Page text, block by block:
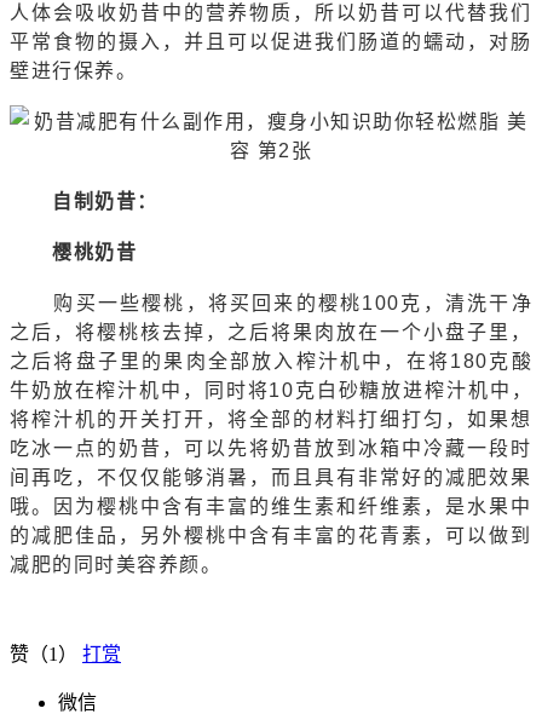
人体会吸收奶昔中的营养物质，所以奶昔可以代替我们
平常食物的摄入，并且可以促进我们肠道的蠕动，对肠
壁进行保养。
自制奶昔：
樱桃奶昔
购买一些樱桃，将买回来的樱桃100克，清洗干净
之后，将樱桃核去掉，之后将果肉放在一个小盘子里，
之后将盘子里的果肉全部放入榨汁机中，在将180克酸
牛奶放在榨汁机中，同时将10克白砂糖放进榨汁机中，
将榨汁机的开关打开，将全部的材料打细打匀，如果想
吃冰一点的奶昔，可以先将奶昔放到冰箱中冷藏一段时
间再吃，不仅仅能够消暑，而且具有非常好的减肥效果
哦。因为樱桃中含有丰富的维生素和纤维素，是水果中
的减肥佳品，另外樱桃中含有丰富的花青素，可以做到
减肥的同时美容养颜。
赞（1 ） 打赏
微信